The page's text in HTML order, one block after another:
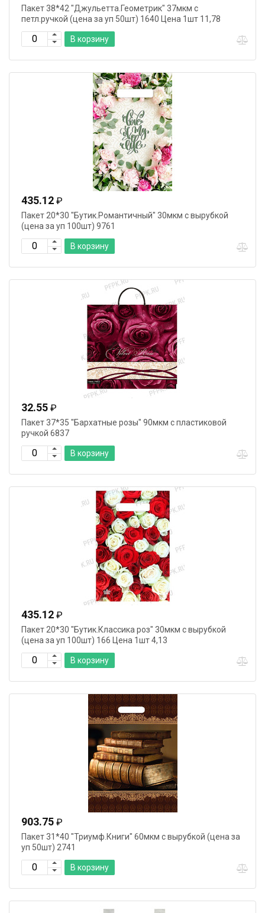
Пакет 38*42 "Джульетта.Геометрик" 37мкм с
петл.ручкой (цена за уп 50шт) 1640 Цена 1шт 11,78
В корзину
435.12 ₽
Пакет 20*30 "Бутик.Романтичный" 30мкм с вырубкой
(цена за уп 100шт) 9761
В корзину
32.55 ₽
Пакет 37*35 "Бархатные розы" 90мкм с пластиковой
ручкой 6837
В корзину
435.12 ₽
Пакет 20*30 "Бутик.Классика роз" 30мкм с вырубкой
(цена за уп 100шт) 166 Цена 1шт 4,13
В корзину
903.75 ₽
Пакет 31*40 "Триумф.Книги" 60мкм с вырубкой (цена за
уп 50шт) 2741
В корзину